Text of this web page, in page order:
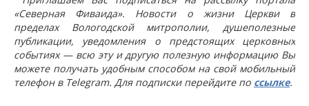
«Северная Фиваида». Новости о жизни Церкви в
пределах Вологодской митрополии, душеполезные
публикации, уведомления о предстоящих церковных
событиях — всю эту и другую полезную информацию Вы
можете получать удобным способом на свой мобильный
телефон в Telegram. Для подписки перейдите по ссылке.